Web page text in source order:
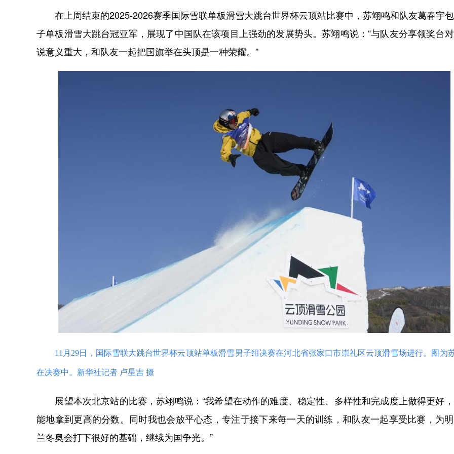
在上周结束的2025-2026赛季国际雪联单板滑雪大跳台世界杯云顶站比赛中，苏翊鸣和队友葛春宇
子单板滑雪大跳台冠亚军，展现了中国队在该项目上强劲的发展势头。苏翊鸣说：“与队友分享领奖台
说意义重大，和队友一起把国旗举在头顶是一种荣耀。”
11月29日，国际雪联大跳台世界杯云顶站单板滑雪男子组决赛在河北省张家口市崇礼区云顶滑雪场进行。图为
在决赛中。新华社记者 卢星吉 摄
展望本次北京站的比赛，苏翊鸣说：“我希望在动作的难度、稳定性、多样性和完成度上做得更好
能地拿到更高的分数。同时我也会放平心态，专注于接下来每一天的训练，和队友一起享受比赛，为
兰冬奥会打下很好的基础，继续为国争光。”